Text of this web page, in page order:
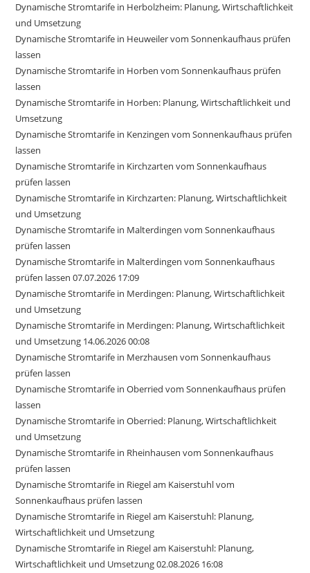
Dynamische Stromtarife in Herbolzheim: Planung, Wirtschaftlichkeit
und Umsetzung
Dynamische Stromtarife in Heuweiler vom Sonnenkaufhaus prüfen
lassen
Dynamische Stromtarife in Horben vom Sonnenkaufhaus prüfen
lassen
Dynamische Stromtarife in Horben: Planung, Wirtschaftlichkeit und
Umsetzung
Dynamische Stromtarife in Kenzingen vom Sonnenkaufhaus prüfen
lassen
Dynamische Stromtarife in Kirchzarten vom Sonnenkaufhaus
prüfen lassen
Dynamische Stromtarife in Kirchzarten: Planung, Wirtschaftlichkeit
und Umsetzung
Dynamische Stromtarife in Malterdingen vom Sonnenkaufhaus
prüfen lassen
Dynamische Stromtarife in Malterdingen vom Sonnenkaufhaus
prüfen lassen 07.07.2026 17:09
Dynamische Stromtarife in Merdingen: Planung, Wirtschaftlichkeit
und Umsetzung
Dynamische Stromtarife in Merdingen: Planung, Wirtschaftlichkeit
und Umsetzung 14.06.2026 00:08
Dynamische Stromtarife in Merzhausen vom Sonnenkaufhaus
prüfen lassen
Dynamische Stromtarife in Oberried vom Sonnenkaufhaus prüfen
lassen
Dynamische Stromtarife in Oberried: Planung, Wirtschaftlichkeit
und Umsetzung
Dynamische Stromtarife in Rheinhausen vom Sonnenkaufhaus
prüfen lassen
Dynamische Stromtarife in Riegel am Kaiserstuhl vom
Sonnenkaufhaus prüfen lassen
Dynamische Stromtarife in Riegel am Kaiserstuhl: Planung,
Wirtschaftlichkeit und Umsetzung
Dynamische Stromtarife in Riegel am Kaiserstuhl: Planung,
Wirtschaftlichkeit und Umsetzung 02.08.2026 16:08